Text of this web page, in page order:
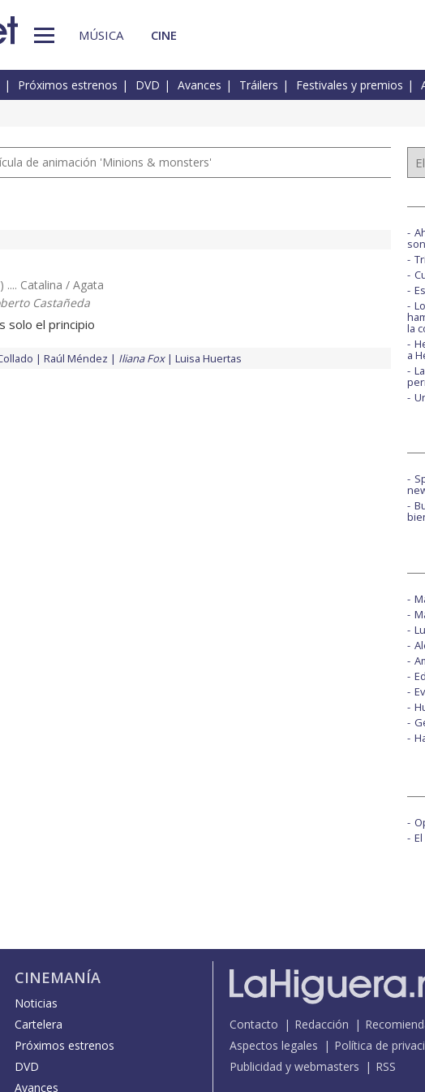
MÚSICA CINE
Próximos estrenos DVD Avances Tráilers Festivales y premios
de animación 'Minions & monsters'
.... Catalina / Agata
Castañeda
solo el principio
Raúl Méndez Iliana Fox Luisa Huertas
la
a
CINEMANÍA
Noticias
Cartelera
Próximos estrenos
DVD
Avances
Contacto Redacción
Aspectos legales
Política de
Publicidad y webmasters
RSS